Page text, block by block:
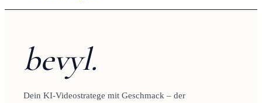
bevyl.
Dein KI-Videostratege mit Geschmack – der